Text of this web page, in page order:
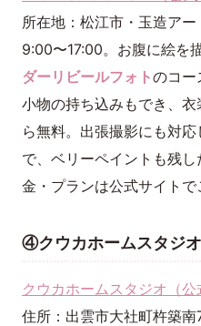
所在地：松江市・玉造ア
9:00〜17:00。お腹に絵を
ダーリビールフォトのコー
小物の持ち込みもでき、
ら無料。出張撮影にも対
で、ベリーペイントも残
金・プランは公式サイトで
④クウカホームスタジオ
クウカホームスタジオ（公
住所：出雲市大社町杵築